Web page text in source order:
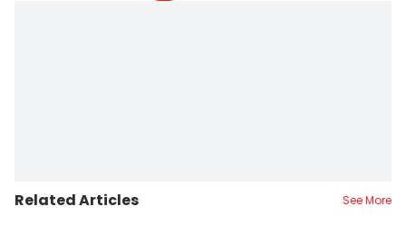
Related Articles See More